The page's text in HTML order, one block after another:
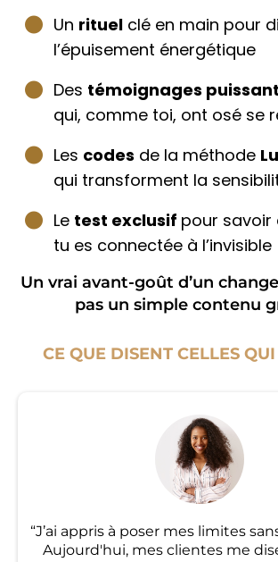
Un rituel clé en main pour
l’épuisement énergétique
Des témoignages
qui, comme toi, ont osé se
Les codes de la méthode
qui transforment la
Le test exclusif pour savoir
tu es connectée à l’invisible
Un vrai avant-goût d’un
pas un simple contenu
CE QUE DISENT CELLES QUI
“J’ai appris à poser mes limites
Aujourd'hui, mes clientes me